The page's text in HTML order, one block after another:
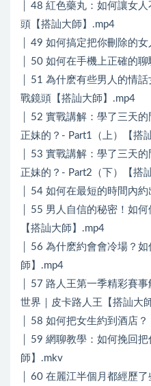
│ 48 紅色藥丸：如何讓女
頭【搭訕大師】.mp4
│ 49 如何搞定把你刪除的
│ 50 如何在手機上正確的
│ 51 為什麽有些男人的情
戰鏡頭【搭訕大師】.mp4
│ 52 實戰講解：學了三天
正妹的？- Part1（上）【搭
│ 53 實戰講解：學了三天
正妹的？- Part2（下）【搭
│ 54 如何在最短的時間內
│ 55 男人自信的秘密！如
【搭訕大師】.mp4
│ 56 為什麽約會會冷場？
師】.mp4
│ 57 路人王第一季精彩賽
世界｜皮卡路人王【搭訕大
│ 58 如何把女生約到酒店
│ 59 網聊教學：如何挽回
師】.mkv
│ 60 在麗江半個月都經歷